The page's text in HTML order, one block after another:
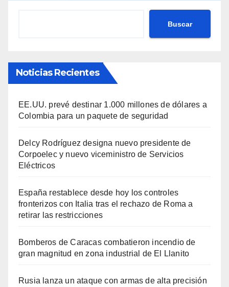
Buscar
Noticias Recientes
EE.UU. prevé destinar 1.000 millones de dólares a
Colombia para un paquete de seguridad
Delcy Rodríguez designa nuevo presidente de
Corpoelec y nuevo viceministro de Servicios
Eléctricos
España restablece desde hoy los controles
fronterizos con Italia tras el rechazo de Roma a
retirar las restricciones
Bomberos de Caracas combatieron incendio de
gran magnitud en zona industrial de El Llanito
Rusia lanza un ataque con armas de alta precisión